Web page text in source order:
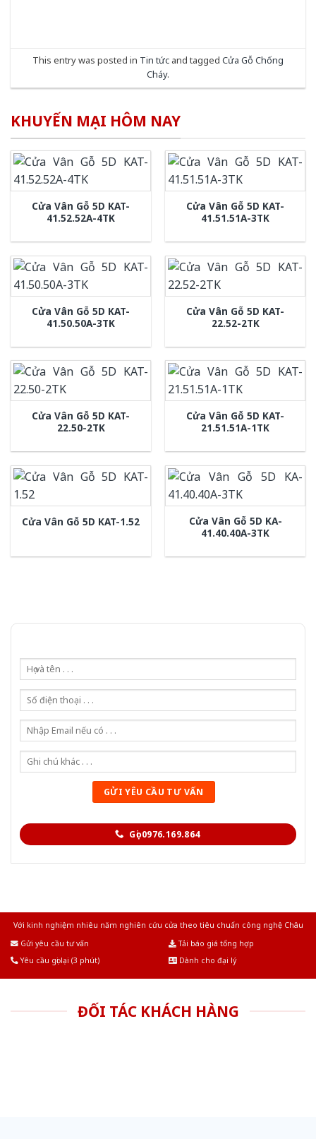
This entry was posted in Tin tức and tagged Cửa Gỗ Chống
Cháy.
KHUYẾN MẠI HÔM NAY
Cửa Vân Gỗ 5D KAT-
41.52.52A-4TK
Cửa Vân Gỗ 5D KAT-
41.51.51A-3TK
Cửa Vân Gỗ 5D KAT-
41.50.50A-3TK
Cửa Vân Gỗ 5D KAT-
22.52-2TK
Cửa Vân Gỗ 5D KAT-
22.50-2TK
Cửa Vân Gỗ 5D KAT-
21.51.51A-1TK
Cửa Vân Gỗ 5D KAT-1.52
Cửa Vân Gỗ 5D KA-
41.40.40A-3TK
Gọi 0976.169.864
Với kinh nghiệm nhiêu năm nghiên cứu cửa theo tiêu chuẩn công nghệ Châu
Gửi yêu cầu tư vấn
Tải báo giá tổng hợp
Yêu cầu gọi lại (3 phút)
Dành cho đại lý
ĐỐI TÁC KHÁCH HÀNG